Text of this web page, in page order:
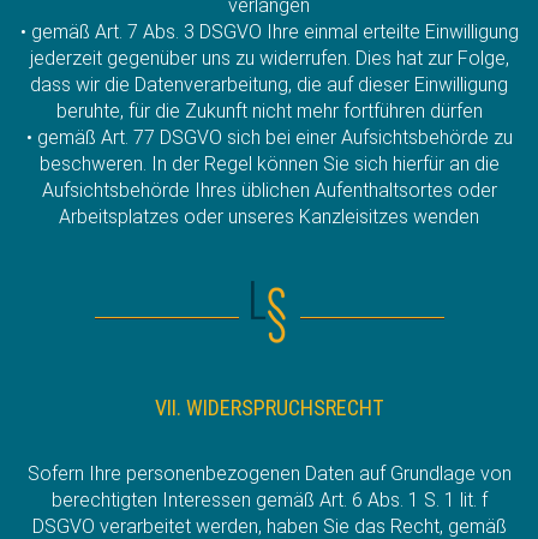
verlangen
• gemäß Art. 7 Abs. 3 DSGVO Ihre einmal erteilte Einwilligung
jederzeit gegenüber uns zu widerrufen. Dies hat zur Folge,
dass wir die Datenverarbeitung, die auf dieser Einwilligung
beruhte, für die Zukunft nicht mehr fortführen dürfen
• gemäß Art. 77 DSGVO sich bei einer Aufsichtsbehörde zu
beschweren. In der Regel können Sie sich hierfür an die
Aufsichtsbehörde Ihres üblichen Aufenthaltsortes oder
Arbeitsplatzes oder unseres Kanzleisitzes wenden
VII. WIDERSPRUCHSRECHT
Sofern Ihre personenbezogenen Daten auf Grundlage von
berechtigten Interessen gemäß Art. 6 Abs. 1 S. 1 lit. f
DSGVO verarbeitet werden, haben Sie das Recht, gemäß